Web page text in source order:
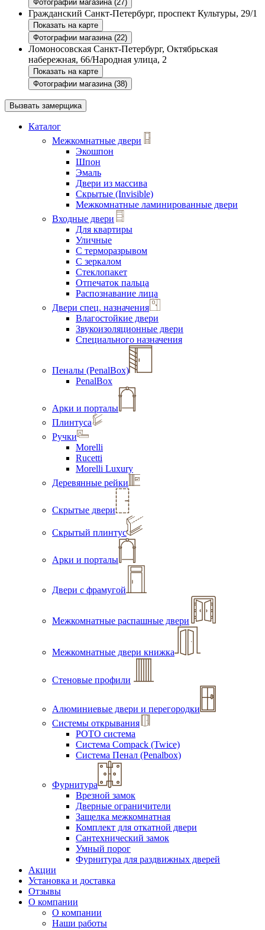
Фотографии магазина (27)
Гражданский Санкт-Петербург, проспект Культуры, 29/1
Показать на карте
Фотографии магазина (22)
Ломоносовская Санкт-Петербург, Октябрьская
набережная, 66/Народная улица, 2
Показать на карте
Фотографии магазина (38)
Вызвать замерщика
Каталог
Межкомнатные двери
Экошпон
Шпон
Эмаль
Двери из массива
Скрытые (Invisible)
Межкомнатные ламинированные двери
Входные двери
Для квартиры
Уличные
С терморазрывом
С зеркалом
Стеклопакет
Отпечаток пальца
Распознавание лица
Двери спец. назначения
Влагостойкие двери
Звукоизоляционные двери
Специального назначения
Пеналы (PenalBox)
PenalBox
Арки и порталы
Плинтуса
Ручки
Morelli
Rucetti
Morelli Luxury
Деревянные рейки
Скрытые двери
Скрытый плинтус
Арки и порталы
Двери с фрамугой
Межкомнатные распашные двери
Межкомнатные двери книжка
Стеновые профили
Алюминиевые двери и перегородки
Системы открывания
РОТО система
Система Compack (Twice)
Система Пенал (Penalbox)
Фурнитура
Врезной замок
Дверные ограничители
Защелка межкомнатная
Комплект для откатной двери
Сантехнический замок
Умный порог
Фурнитура для раздвижных дверей
Акции
Установка и доставка
Отзывы
О компании
О компании
Наши работы